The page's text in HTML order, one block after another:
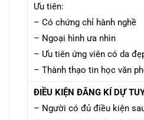
Ưu tiên:
– Có chứng chỉ hành nghề
– Ngoại hình ưa nhìn
– Ưu tiên ứng viên có da
– Thành thạo tin học văn
ĐIỀU KIỆN ĐĂNG KÍ DỰ
– Người có đủ điều kiện